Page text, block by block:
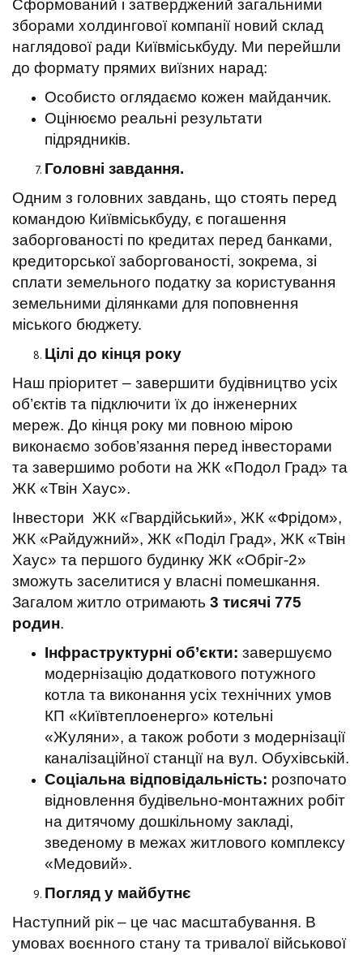
Сформований і затверджений загальними
зборами холдингової компанії новий склад
наглядової ради Київміськбуду. Ми перейшли
до формату прямих виїзних нарад:
Особисто оглядаємо кожен майданчик.
Оцінюємо реальні результати
підрядників.
Головні завдання.
Одним з головних завдань, що стоять перед
командою Київміськбуду, є погашення
заборгованості по кредитах перед банками,
кредиторської заборгованості, зокрема, зі
сплати земельного податку за користування
земельними ділянками для поповнення
міського бюджету.
Цілі до кінця року
Наш пріоритет – завершити будівництво усіх
об’єктів та підключити їх до інженерних
мереж. До кінця року ми повною мірою
виконаємо зобов’язання перед інвесторами
та завершимо роботи на ЖК «Подол Град» та
ЖК «Твін Хаус».
Інвестори ЖК «Гвардійський», ЖК «Фрідом»,
ЖК «Райдужний», ЖК «Поділ Град», ЖК «Твін
Хаус» та першого будинку ЖК «Обріг-2»
зможуть заселитися у власні помешкання.
Загалом житло отримають 3 тисячі 775
родин.
Інфраструктурні об’єкти: завершуємо
модернізацію додаткового потужного
котла та виконання усіх технічних умов
КП «Київтеплоенерго» котельні
«Жуляни», а також роботи з модернізації
каналізаційної станції на вул. Обухівській.
Соціальна відповідальність: розпочато
відновлення будівельно-монтажних робіт
на дитячому дошкільному закладі,
зведеному в межах житлового комплексу
«Медовий».
Погляд у майбутнє
Наступний рік – це час масштабування. В
умовах воєнного стану та тривалої військової